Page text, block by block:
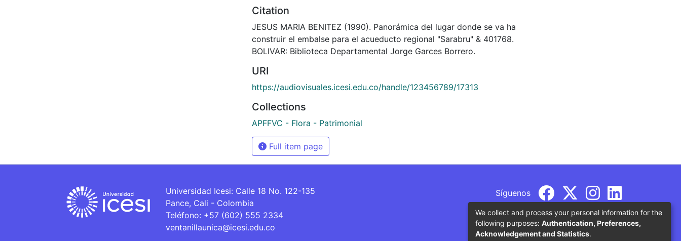
Citation
JESUS MARIA BENITEZ (1990). Panorámica del lugar donde se va ha
construir el embalse para el acueducto regional "Sarabru" & 401768.
BOLIVAR: Biblioteca Departamental Jorge Garces Borrero.
URI
https://audiovisuales.icesi.edu.co/handle/123456789/17313
Collections
APFFVC - Flora - Patrimonial
Full item page
Universidad Icesi: Calle 18 No. 122-135
Pance, Cali - Colombia
Teléfono: +57 (602) 555 2334
ventanillaunica@icesi.edu.co
Síguenos
We collect and process your personal information for the
following purposes: Authentication, Preferences,
Acknowledgement and Statistics.